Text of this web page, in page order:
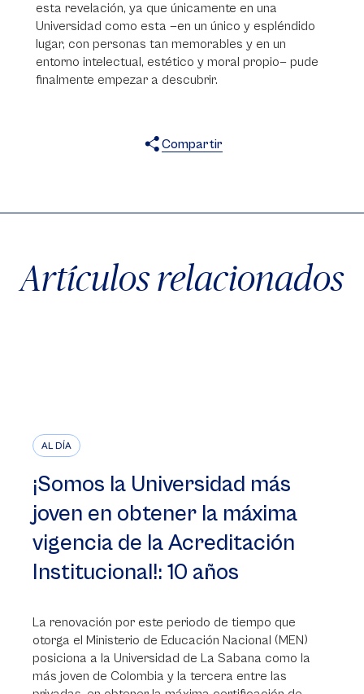
esta revelación, ya que únicamente en una
Universidad como esta —en un único y espléndido
lugar, con personas tan memorables y en un
entorno intelectual, estético y moral propio— pude
finalmente empezar a descubrir.
Compartir
Artículos relacionados
AL DÍA
¡Somos la Universidad más
joven en obtener la máxima
vigencia de la Acreditación
Institucional!: 10 años
La renovación por este periodo de tiempo que
otorga el Ministerio de Educación Nacional (MEN)
posiciona a la Universidad de La Sabana como la
más joven de Colombia y la tercera entre las